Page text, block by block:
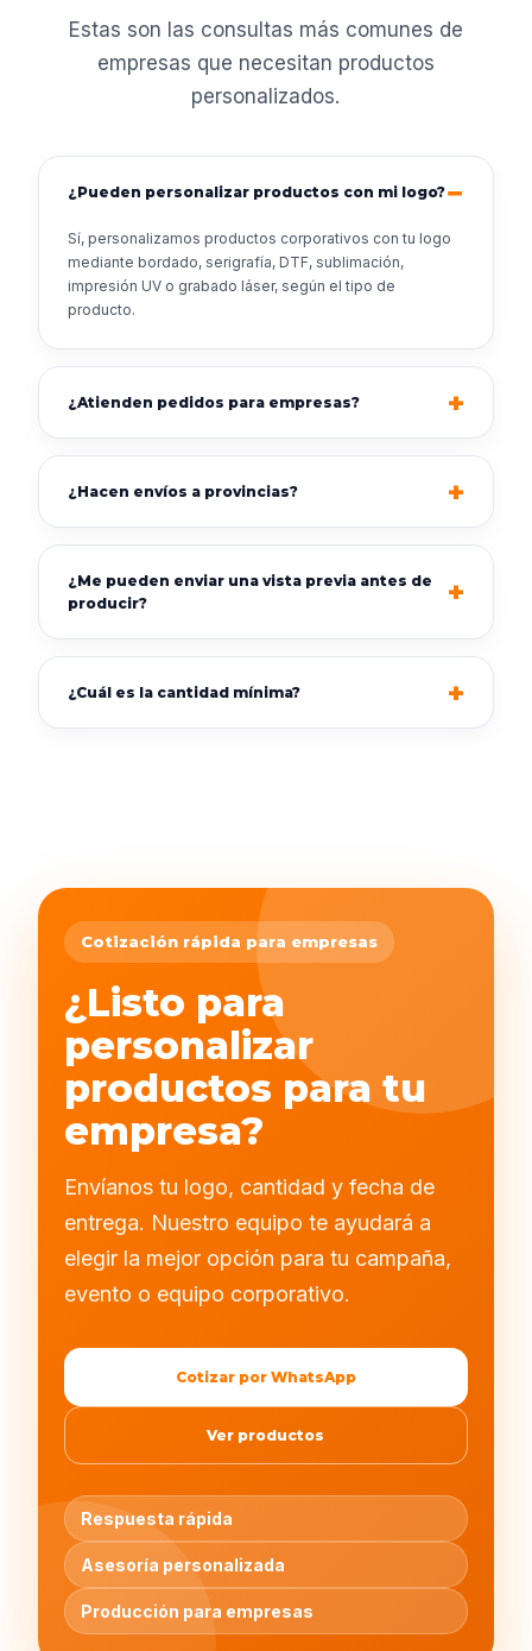
Estas son las consultas más comunes de
empresas que necesitan productos
personalizados.
¿Pueden personalizar productos con mi logo?
Sí, personalizamos productos corporativos con tu logo
mediante bordado, serigrafía, DTF, sublimación,
impresión UV o grabado láser, según el tipo de
producto.
¿Atienden pedidos para empresas?
¿Hacen envíos a provincias?
¿Me pueden enviar una vista previa antes de
producir?
¿Cuál es la cantidad mínima?
Cotización rápida para empresas
¿Listo para
personalizar
productos para tu
empresa?
Envíanos tu logo, cantidad y fecha de
entrega. Nuestro equipo te ayudará a
elegir la mejor opción para tu campaña,
evento o equipo corporativo.
Cotizar por WhatsApp
Ver productos
Respuesta rápida
Asesoría personalizada
Producción para empresas